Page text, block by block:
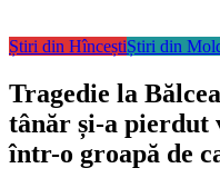
Știri din HînceștiȘtiri din
Tragedie la
tânăr și-a pierdut
într-o groapă de